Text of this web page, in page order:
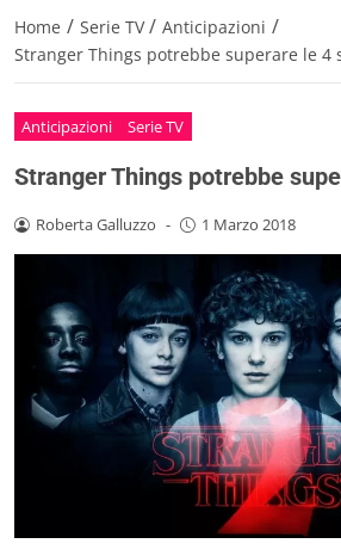
Home / Serie TV / Anticipazioni /
Stranger Things potrebbe superare le 4
Anticipazioni Serie TV
Stranger Things potrebbe
Roberta Galluzzo - 1 Marzo 2018